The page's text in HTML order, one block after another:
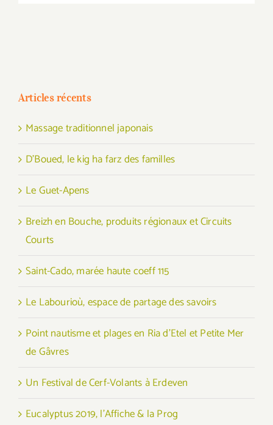
Articles récents
Massage traditionnel japonais
D’Boued, le kig ha farz des familles
Le Guet-Apens
Breizh en Bouche, produits régionaux et Circuits
Courts
Saint-Cado, marée haute coeff 115
Le Labourioù, espace de partage des savoirs
Point nautisme et plages en Ria d’Etel et Petite Mer
de Gâvres
Un Festival de Cerf-Volants à Erdeven
Eucalyptus 2019, l’Affiche & la Prog